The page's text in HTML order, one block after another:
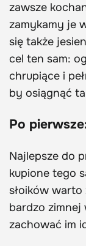
zawsze
zamykamy je
się także
cel ten sam:
chrupiące i
by osiągnąć
Po
Najlepsze do
kupione tego
słoików
bardzo zimnej
zachować im